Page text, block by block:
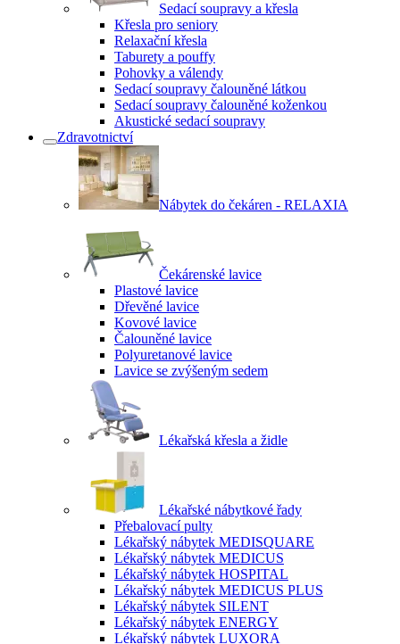
Sedací soupravy a křesla
Křesla pro seniory
Relaxační křesla
Taburety a pouffy
Pohovky a válendy
Sedací soupravy čalouněné látkou
Sedací soupravy čalouněné koženkou
Akustické sedací soupravy
Zdravotnictví
Nábytek do čekáren - RELAXIA
Čekárenské lavice
Plastové lavice
Dřevěné lavice
Kovové lavice
Čalouněné lavice
Polyuretanové lavice
Lavice se zvýšeným sedem
Lékařská křesla a židle
Lékařské nábytkové řady
Přebalovací pulty
Lékařský nábytek MEDISQUARE
Lékařský nábytek MEDICUS
Lékařský nábytek HOSPITAL
Lékařský nábytek MEDICUS PLUS
Lékařský nábytek SILENT
Lékařský nábytek ENERGY
Lékařský nábytek LUXORA